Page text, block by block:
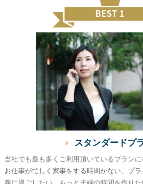
スタンダードプ
当社でも最も多くご利用頂いているプランに
お仕事が忙しく家事をする時間がない、プ